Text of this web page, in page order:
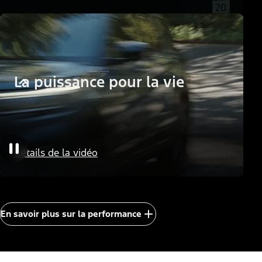
La puissance pour la vie
Détails de la vidéo
En savoir plus sur la performance